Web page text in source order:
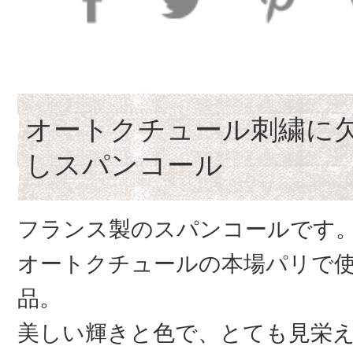
オートクチュール刺繍に
しスパンコール
フランス製のスパンコールです
オートクチュールの本場パリで
品。
美しい輝きと色で、とても見栄